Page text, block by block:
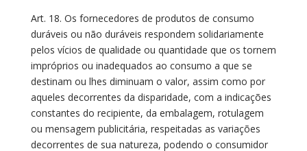
Art. 18. Os fornecedores de produtos de consumo
duráveis ou não duráveis respondem solidariamente
pelos vícios de qualidade ou quantidade que os tornem
impróprios ou inadequados ao consumo a que se
destinam ou lhes diminuam o valor, assim como por
aqueles decorrentes da disparidade, com a indicações
constantes do recipiente, da embalagem, rotulagem
ou mensagem publicitária, respeitadas as variações
decorrentes de sua natureza, podendo o consumidor